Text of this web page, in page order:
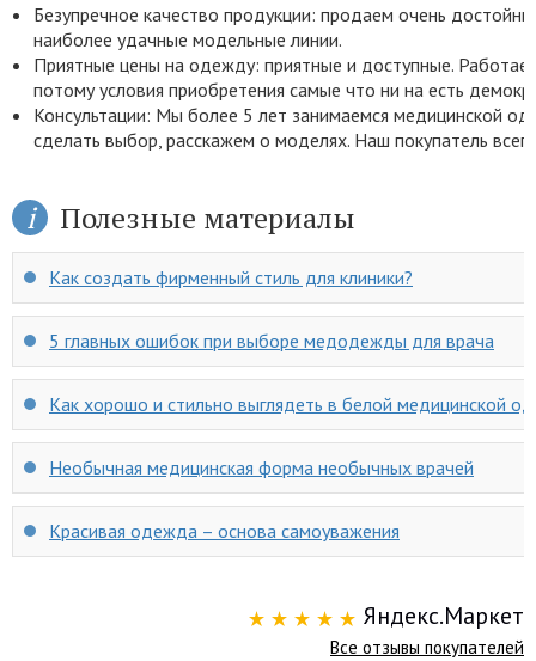
Безупречное качество продукции: продаем очень
наиболее удачные модельные линии.
Приятные цены на одежду: приятные и доступные.
потому условия приобретения самые что ни на есть
Консультации: Мы более 5 лет занимаемся медицинской
сделать выбор, расскажем о моделях. Наш покупатель
Полезные материалы
Как создать фирменный стиль для клиники?
5 главных ошибок при выборе медодежды для врача
Как хорошо и стильно выглядеть в белой медицинской
Необычная медицинская форма необычных врачей
Красивая одежда – основа самоуважения
Яндекс.Маркет
Все отзывы покупателей